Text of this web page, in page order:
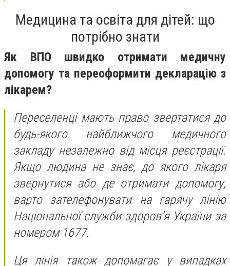
Медицина та освіта для дітей: що
потрібно знати
Як ВПО швидко отримати медичну
допомогу та переоформити декларацію з
лікарем?
Переселенці мають право звертатися до
будь-якого найближчого медичного
закладу незалежно від місця реєстрації.
Якщо людина не знає, до якого лікаря
звернутися або де отримати допомогу,
варто зателефонувати на гарячу лінію
Національної служби здоров’я України за
номером 1677.
Ця лінія також допомагає у випадках